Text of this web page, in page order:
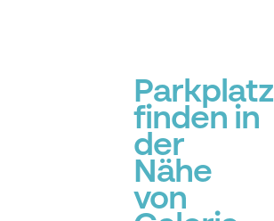
Parkplatz
finden in
der
Nähe
von